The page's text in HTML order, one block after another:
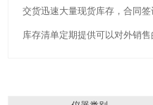
交货迅速大量现货库存，合同
库存清单定期提供可以对外销